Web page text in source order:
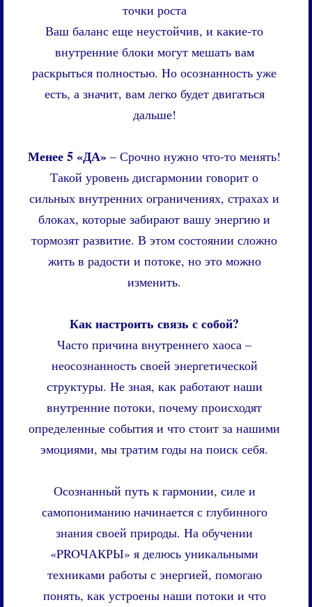
точки роста
Ваш баланс еще неустойчив, и какие-то
внутренние блоки могут мешать вам
раскрыться полностью. Но осознанность уже
есть, а значит, вам легко будет двигаться
дальше!
Менее 5 «ДА» – Срочно нужно что-то менять!
Такой уровень дисгармонии говорит о
сильных внутренних ограничениях, страхах и
блоках, которые забирают вашу энергию и
тормозят развитие. В этом состоянии сложно
жить в радости и потоке, но это можно
изменить.
Как настроить связь с собой?
Часто причина внутреннего хаоса –
неосознанность своей энергетической
структуры. Не зная, как работают наши
внутренние потоки, почему происходят
определенные события и что стоит за нашими
эмоциями, мы тратим годы на поиск себя.
Осознанный путь к гармонии, силе и
самопониманию начинается с глубинного
знания своей природы. На обучении
«PROЧАКРЫ» я делюсь уникальными
техниками работы с энергией, помогаю
понять, как устроены наши потоки и что